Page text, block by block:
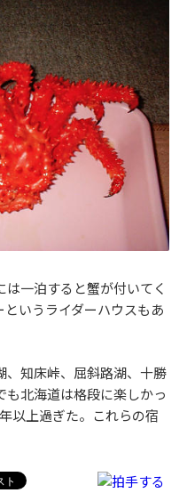
一泊すると蟹が付いてく
いうライダーハウスもあ
、知床峠、屈斜路湖、十勝
北海道は格段に楽しかっ
以上過ぎた。これらの宿